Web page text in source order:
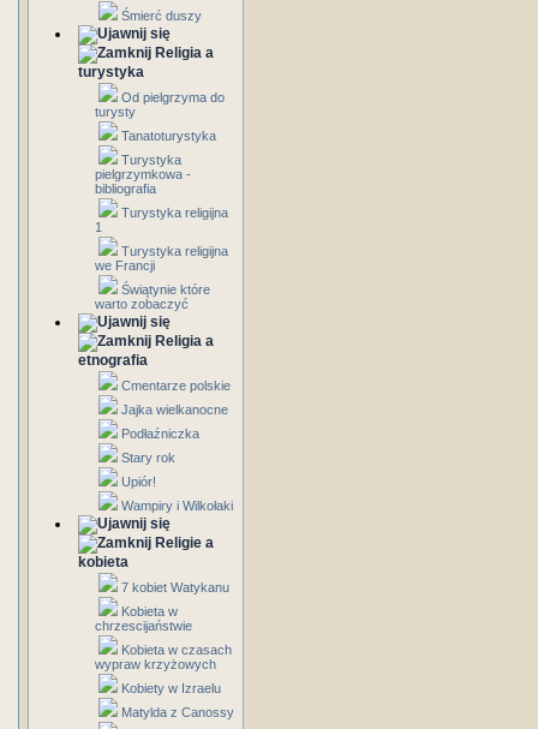
Śmierć duszy
Religia a
turystyka
Od pielgrzyma do
turysty
Tanatoturystyka
Turystyka
pielgrzymkowa -
bibliografia
Turystyka religijna
1
Turystyka religijna
we Francji
Świątynie które
warto zobaczyć
Religia a
etnografia
Cmentarze polskie
Jajka wielkanocne
Podłaźniczka
Stary rok
Upiór!
Wampiry i Wilkołaki
Religie a
kobieta
7 kobiet Watykanu
Kobieta w
chrzescijaństwie
Kobieta w czasach
wypraw krzyżowych
Kobiety w Izraelu
Matylda z Canossy